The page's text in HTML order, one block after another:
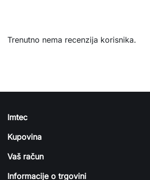
Trenutno nema recenzija korisnika.
Imtec
Kupovina
Vaš račun
Informacije o trgovini